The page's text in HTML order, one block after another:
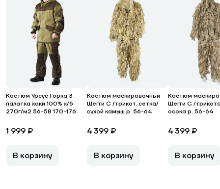
Костюм Урсус Горка 3
палатка хаки 100% х/б
270г/м2 56-58 170-176
1 999 ₽
В корзину
Костюм маскировочный
Шегги С /трикот. сетка/
сухой камыш р. 56-64
4 399 ₽
В корзину
Костюм
Шегги С /
осока р. 56-64
4 399 ₽
В корзину